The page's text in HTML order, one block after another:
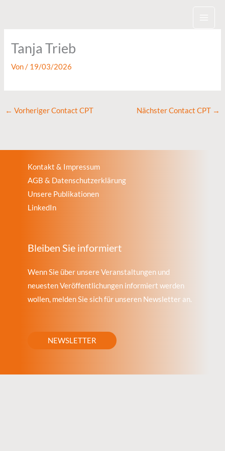
Tanja Trieb
Von/ 19/03/2026
← Vorheriger Contact CPT Nächster Contact CPT →
Kontakt & Impressum
AGB & Datenschutzerklärung
Unsere Publikationen
LinkedIn
Bleiben Sie informiert
Wenn Sie über unsere Veranstaltungen und
neuesten Veröffentlichungen informiert werden
wollen, melden Sie sich für unseren Newsletter an.
NEWSLETTER